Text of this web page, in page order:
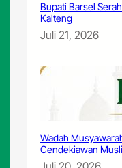
Bupati Barsel
Kalteng
Juli 21, 2026
Wadah
Cendekiawan